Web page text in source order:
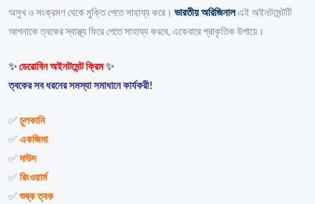
অসুখ ও সংক্রমণ থেকে মুক্তি পেতে সাহায্য করে। ভারতীয় অরিজিনালএই অইনটমেন্টটি
আপনাকে ত্বকের স্বাস্থ্য ফিরে পেতে সাহায্য করবে, একেবারে প্রাকৃতিক উপায়ে।
✨ডেরোবিন অইনটমেন্ট ক্রিম✨
ত্বকের সব ধরনের সমস্যা সমাধানে কার্যকরী!
✅ চুলকানি
✅ একজিমা
✅দাউদ
✅ রিংওয়ার্ম
✅শুষ্ক ত্বক